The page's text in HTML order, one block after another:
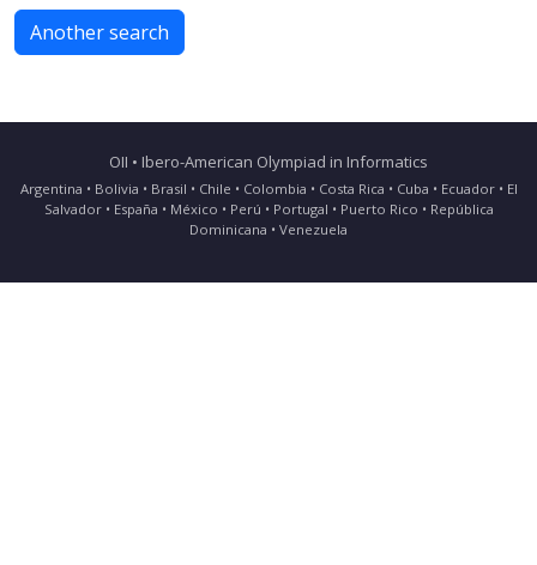
Another search
OII • Ibero-American Olympiad in Informatics
Argentina • Bolivia • Brasil • Chile • Colombia • Costa Rica • Cuba • Ecuador • El
Salvador • España • México • Perú • Portugal • Puerto Rico • República
Dominicana • Venezuela